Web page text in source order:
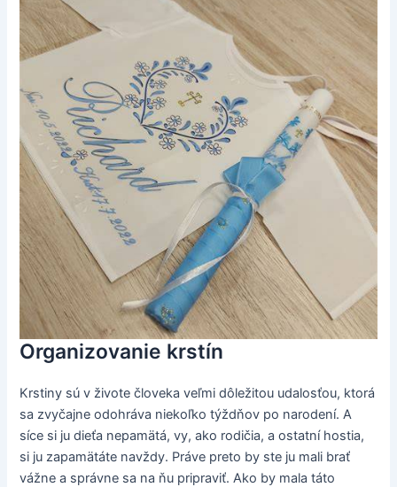
Organizovanie krstín
Krstiny sú v živote človeka veľmi dôležitou udalosťou, ktorá
sa zvyčajne odohráva niekoľko týždňov po narodení. A
síce si ju dieťa nepamätá, vy, ako rodičia, a ostatní hostia,
si ju zapamätáte navždy. Práve preto by ste ju mali brať
vážne a správne sa na ňu pripraviť. Ako by mala táto